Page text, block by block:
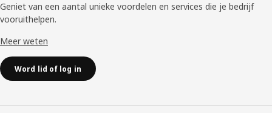
Geniet van een aantal unieke voordelen en services die je bedrijf
vooruithelpen. ​
Meer weten
Word lid of log in